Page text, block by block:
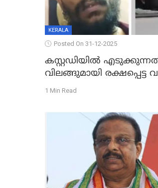
KERALA
Posted On 31-12-2025
കസ്റ്റഡിയിൽ
വിലങ്ങുമായി രക്ഷപ്പെട്ട
പ്രതി പിടിയിൽ
1 Min Read